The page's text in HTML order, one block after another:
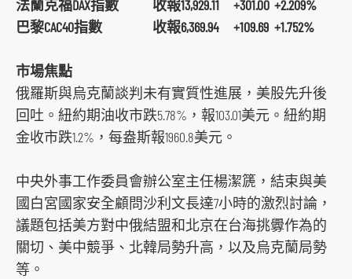
e
d
p
a
t
法蘭克福DAX指數
收報13,929.11 +301.00 +2.209%
巴黎CAC40指數
收報6,369.94 +109.69 +1.752%
市場焦點
俄羅斯與烏克蘭談判未有實質性進展，美股先升後
回吐。紐約期油收市跌5.78%，報103.01美元。紐約期
金收市跌1.2%，每盎斯報1960.8美元。
中央外事工作委員會辦公室主任楊潔篪，結束與美
國白宮國家安全顧問沙利文長達7小時的激烈討論，
議題包括美方對中俄結盟和北京在台海挑釁作為的
關切、美中競爭、北韓局勢升高，以及烏克蘭局勢
等。